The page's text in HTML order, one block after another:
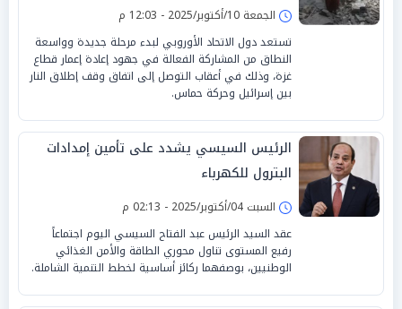
الجمعة 10/أكتوبر/2025 - 12:03 م
تستعد دول الاتحاد الأوروبي لبدء مرحلة جديدة وواسعة
النطاق من المشاركة الفعالة في جهود إعادة إعمار قطاع
غزة، وذلك في أعقاب التوصل إلى اتفاق وقف إطلاق النار
بين إسرائيل وحركة حماس.
الرئيس السيسي يشدد على تأمين إمدادات
البترول للكهرباء
السبت 04/أكتوبر/2025 - 02:13 م
عقد السيد الرئيس عبد الفتاح السيسي اليوم اجتماعاً
رفيع المستوى تناول محوري الطاقة والأمن الغذائي
الوطنيين، بوصفهما ركائز أساسية لخطط التنمية الشاملة.